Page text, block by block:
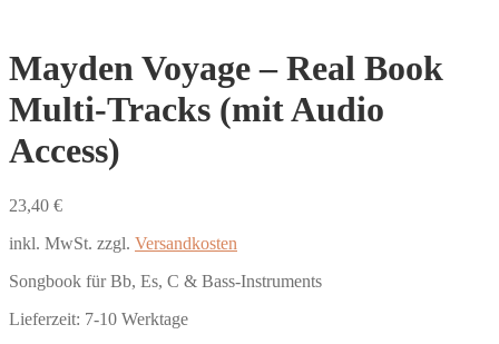
Mayden Voyage – Real Book
Multi-Tracks (mit Audio
Access)
23,40 €
inkl. MwSt. zzgl. Versandkosten
Songbook für Bb, Es, C & Bass-Instruments
Lieferzeit: 7-10 Werktage